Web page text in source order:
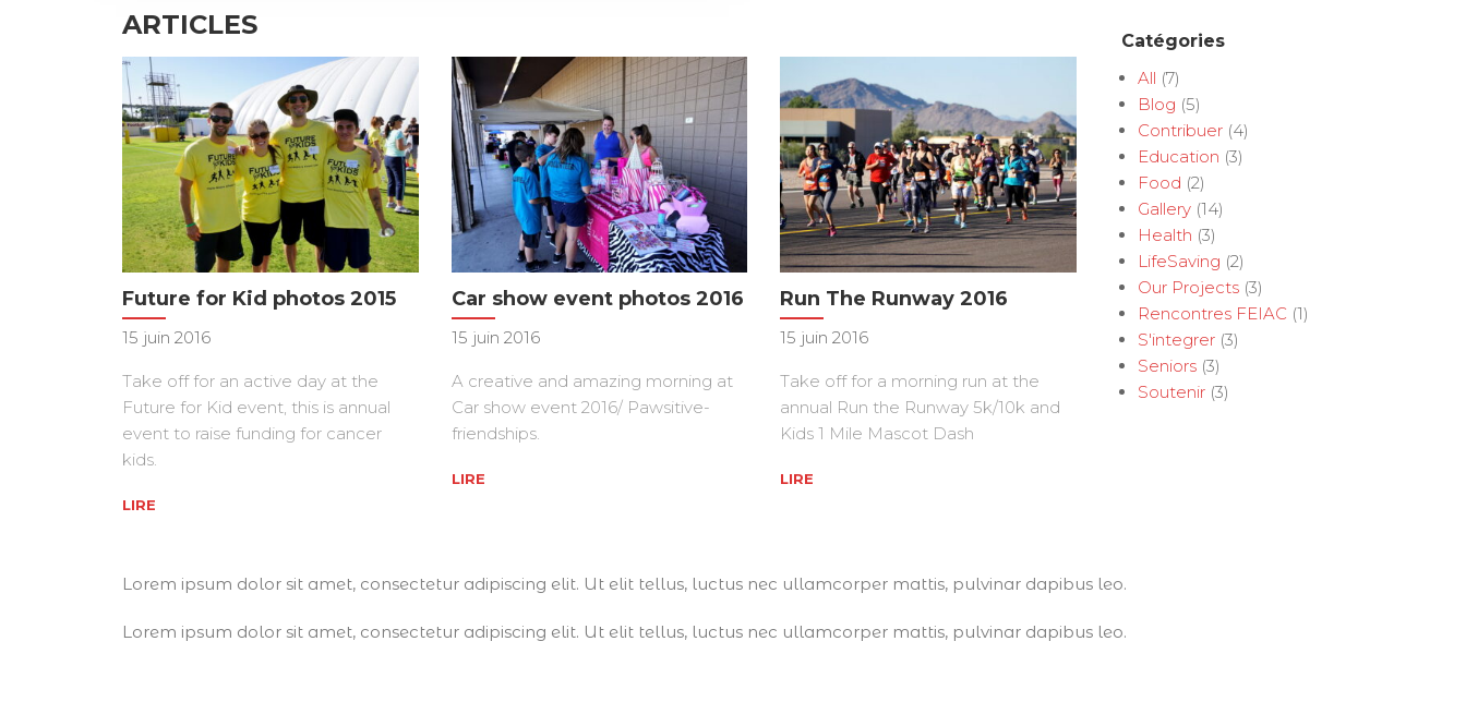
ARTICLES
Future for Kid photos 2015
15 juin 2016
Take off for an active day at the
Future for Kid event, this is annual
event to raise funding for cancer
kids.
LIRE
Car show event photos 2016
15 juin 2016
A creative and amazing morning at
Car show event 2016/ Pawsitive-
friendships.
LIRE
Run The Runway 2016
15 juin 2016
Take off for a morning run at the
annual Run the Runway 5k/10k and
Kids 1 Mile Mascot Dash
LIRE
Catégories
All (7)
Blog (5)
Contribuer(4)
Education (3)
Food (2)
Gallery(14)
Health (3)
LifeSaving (2)
Our Projects(3)
Rencontres FEIAC (1)
S'integrer(3)
Seniors(3)
Soutenir(3)
Lorem ipsum dolor sit amet, consectetur adipiscing elit. Ut elit tellus, luctus nec ullamcorper mattis, pulvinar dapibus leo.
Lorem ipsum dolor sit amet, consectetur adipiscing elit. Ut elit tellus, luctus nec ullamcorper mattis, pulvinar dapibus leo.